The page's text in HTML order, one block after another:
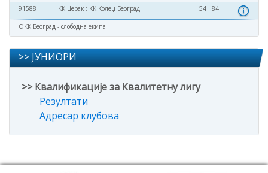
91588 КК Церак : КК Колеџ Београд 54 : 84
ОКК Београд - слободна екипа
>> ЈУНИОРИ
>> Квалификације за Квалитетну лигу
Резултати
Адресар клубова